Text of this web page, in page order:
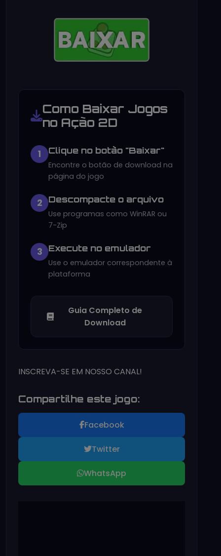
Como Baixar Jogos
no Ação 2D
1 Clique no botão "Baixar"
Encontre o botão de download na
página do jogo
2 Descompacte o arquivo
Use programas como WinRAR ou
7-Zip
3 Execute no emulador
Use o emulador correspondente à
plataforma
Guia Completo de
Download
INSCREVA-SE EM NOSSO CANAL!
Compartilhe este jogo:
Facebook
Twitter
WhatsApp